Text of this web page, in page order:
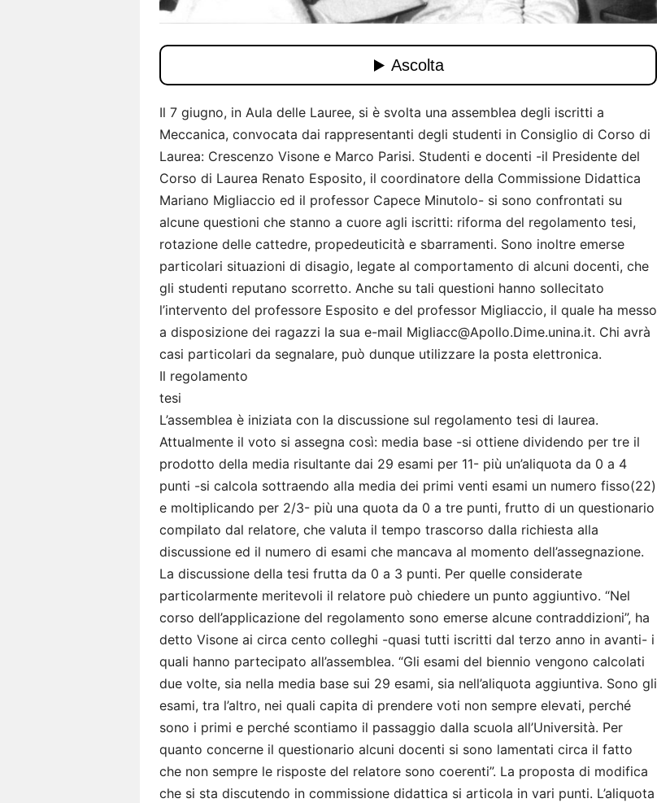
Il 7 giugno, in Aula delle Lauree, si è svolta una assemblea degli iscritti a
Meccanica, convocata dai rappresentanti degli studenti in Consiglio di Corso di
Laurea: Crescenzo Visone e Marco Parisi. Studenti e docenti -il Presidente del
Corso di Laurea Renato Esposito, il coordinatore della Commissione Didattica
Mariano Migliaccio ed il professor Capece Minutolo- si sono confrontati su
alcune questioni che stanno a cuore agli iscritti: riforma del regolamento tesi,
rotazione delle cattedre, propedeuticità e sbarramenti. Sono inoltre emerse
particolari situazioni di disagio, legate al comportamento di alcuni docenti, che
gli studenti reputano scorretto. Anche su tali questioni hanno sollecitato
l’intervento del professore Esposito e del professor Migliaccio, il quale ha messo
a disposizione dei ragazzi la sua e-mail Migliacc@Apollo.Dime.unina.it. Chi avrà
casi particolari da segnalare, può dunque utilizzare la posta elettronica.
Il regolamento
tesi
L’assemblea è iniziata con la discussione sul regolamento tesi di laurea.
Attualmente il voto si assegna così: media base -si ottiene dividendo per tre il
prodotto della media risultante dai 29 esami per 11- più un’aliquota da 0 a 4
punti -si calcola sottraendo alla media dei primi venti esami un numero fisso(22)
e moltiplicando per 2/3- più una quota da 0 a tre punti, frutto di un questionario
compilato dal relatore, che valuta il tempo trascorso dalla richiesta alla
discussione ed il numero di esami che mancava al momento dell’assegnazione.
La discussione della tesi frutta da 0 a 3 punti. Per quelle considerate
particolarmente meritevoli il relatore può chiedere un punto aggiuntivo. “Nel
corso dell’applicazione del regolamento sono emerse alcune contraddizioni”, ha
detto Visone ai circa cento colleghi -quasi tutti iscritti dal terzo anno in avanti- i
quali hanno partecipato all’assemblea. “Gli esami del biennio vengono calcolati
due volte, sia nella media base sui 29 esami, sia nell’aliquota aggiuntiva. Sono gli
esami, tra l’altro, nei quali capita di prendere voti non sempre elevati, perché
sono i primi e perché scontiamo il passaggio dalla scuola all’Università. Per
quanto concerne il questionario alcuni docenti si sono lamentati circa il fatto
che non sempre le risposte del relatore sono coerenti”. La proposta di modifica
che si sta discutendo in commissione didattica si articola in vari punti. L’aliquota